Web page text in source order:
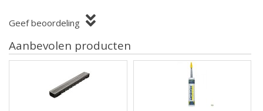
Geef beoordeling
Aanbevolen producten